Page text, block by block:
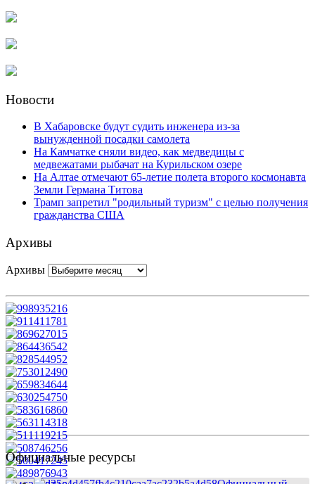
Новости
В Хабаровске будут судить инженера из-за
вынужденной посадки самолета
На Камчатке сняли видео, как медведицы с
медвежатами рыбачат на Курильском озере
На Алтае отмечают 65-летие полета второго космонавта
Земли Германа Титова
Трамп запретил "родильный туризм" с целью получения
гражданства США
Архивы
Архивы
Официальные ресурсы